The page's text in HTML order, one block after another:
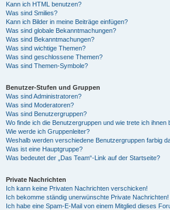
Kann ich HTML benutzen?
Was sind Smilies?
Kann ich Bilder in meine Beiträge einfügen?
Was sind globale Bekanntmachungen?
Was sind Bekanntmachungen?
Was sind wichtige Themen?
Was sind geschlossene Themen?
Was sind Themen-Symbole?
Benutzer-Stufen und Gruppen
Was sind Administratoren?
Was sind Moderatoren?
Was sind Benutzergruppen?
Wo finde ich die Benutzergruppen und wie trete ich ihnen
Wie werde ich Gruppenleiter?
Weshalb werden verschiedene Benutzergruppen farbig
Was ist eine Hauptgruppe?
Was bedeutet der „Das Team“-Link auf der Startseite?
Private Nachrichten
Ich kann keine Privaten Nachrichten verschicken!
Ich bekomme ständig unerwünschte Private Nachrichten!
Ich habe eine Spam-E-Mail von einem Mitglied dieses